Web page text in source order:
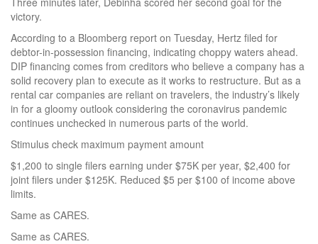
victory.
According to a Bloomberg report on Tuesday, Hertz filed for
debtor-in-possession financing, indicating choppy waters ahead.
DIP financing comes from creditors who believe a company has a
solid recovery plan to execute as it works to restructure. But as a
rental car companies are reliant on travelers, the industry’s likely
in for a gloomy outlook considering the coronavirus pandemic
continues unchecked in numerous parts of the world.
Stimulus check maximum payment amount
$1,200 to single filers earning under $75K per year, $2,400 for
joint filers under $125K. Reduced $5 per $100 of income above
limits.
Same as CARES.
Same as CARES.